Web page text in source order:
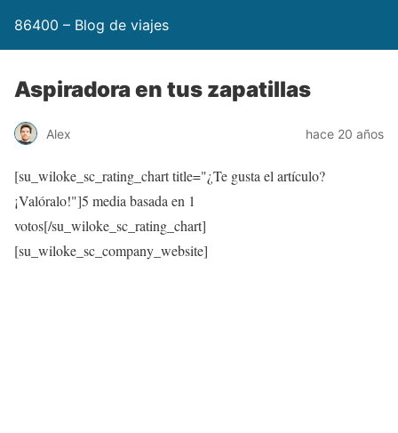
86400 – Blog de viajes
Aspiradora en tus zapatillas
Alex hace 20 años
[su_wiloke_sc_rating_chart title="¿Te gusta el artículo?
¡Valóralo!"]5 media basada en 1
votos[/su_wiloke_sc_rating_chart]
[su_wiloke_sc_company_website]